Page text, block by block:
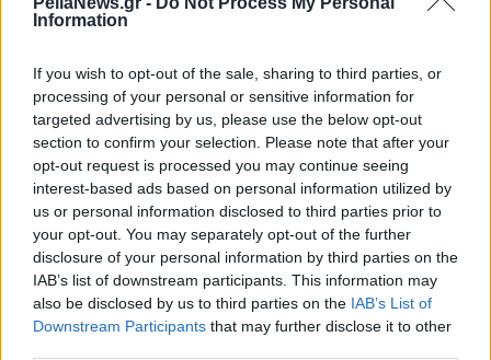
Information
If you wish to opt-out of the sale, sharing to third parties, or
processing of your personal or sensitive information for
targeted advertising by us, please use the below opt-out
section to confirm your selection. Please note that after your
opt-out request is processed you may continue seeing
interest-based ads based on personal information utilized by
us or personal information disclosed to third parties prior to
your opt-out. You may separately opt-out of the further
disclosure of your personal information by third parties on the
IAB’s list of downstream participants. This information may
also be disclosed by us to third parties on the IAB’s List of
Downstream Participants that may further disclose it to other
20 Φεβρουαρίου 2026
Δήμος Αλμωπίας: Μετά